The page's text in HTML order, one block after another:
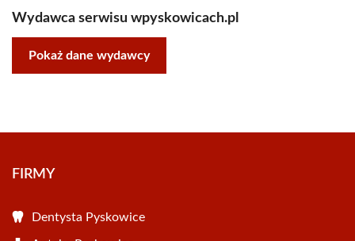
Wydawca serwisu wpyskowicach.pl
Pokaż dane wydawcy
FIRMY
Dentysta Pyskowice